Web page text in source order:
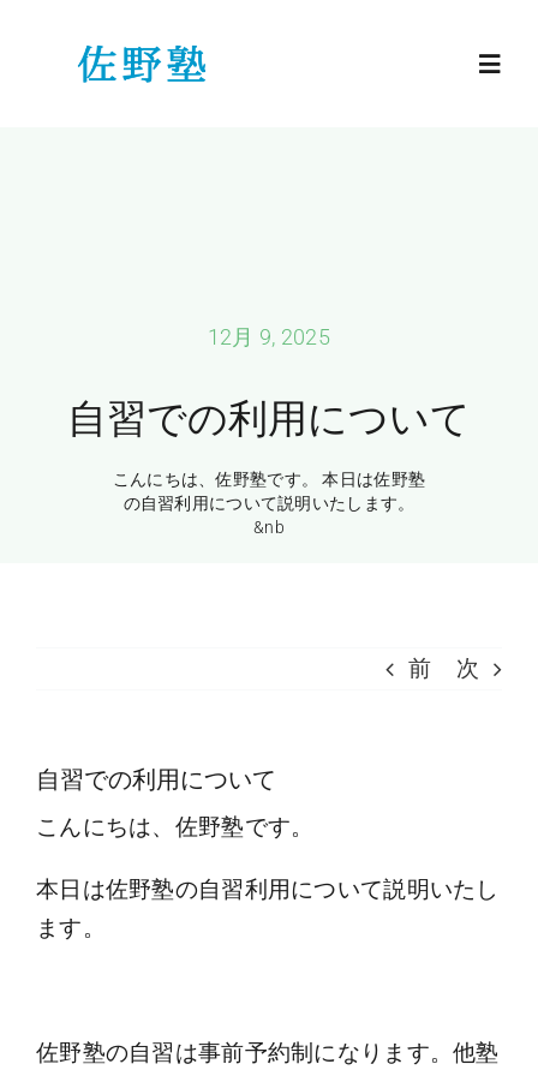
高校生
佐野塾のご紹介
12月 9, 2025
自習での利用について
こんにちは、佐野塾です。 本日は佐野塾
の自習利用について説明いたします。
&nb
前 次
自習での利用について
こんにちは、佐野塾です。
本日は佐野塾の自習利用について説明いたし
ます。
佐野塾の自習は事前予約制になります。他塾